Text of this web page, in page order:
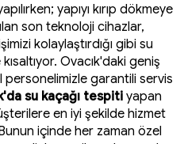
yapıyı kırıp dökmeye
son teknoloji cihazlar,
kolaylaştırdığı gibi su
Ovacık'daki geniş
personelimizle garantili servis
su kaçağı tespitiyapan
en iyi şekilde hizmet
içinde her zaman özel